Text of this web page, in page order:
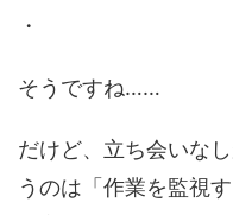
・
そうですね……
だけど、立ち会いな
うのは「作業を監視